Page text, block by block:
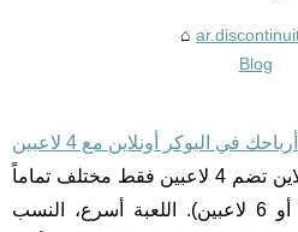
Blog
في البوكر أونلاين مع 4 لاعبين
اللعب في طاولة بوكر أونلاين تضم 4 لاعبين فقط مختلف تماماً
عن الطاولات الكاملة (9 أو 6 لاعبين). اللعبة أسرع، النسب